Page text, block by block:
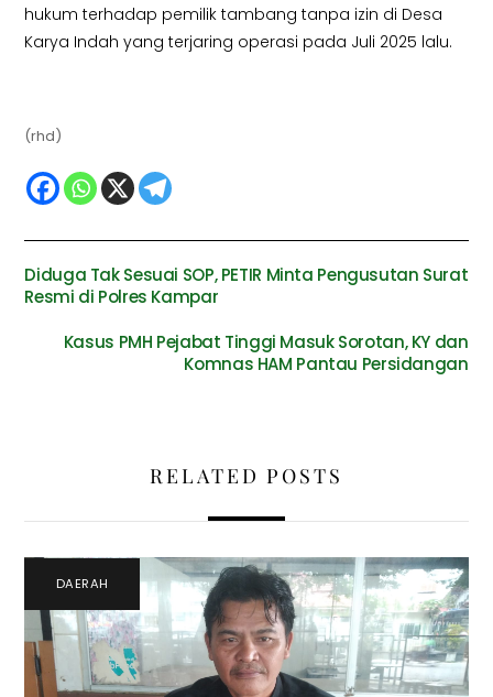
hukum terhadap pemilik tambang tanpa izin di Desa
Karya Indah yang terjaring operasi pada Juli 2025 lalu.
(rhd)
Diduga Tak Sesuai SOP, PETIR Minta Pengusutan Surat
Resmi di Polres Kampar
Kasus PMH Pejabat Tinggi Masuk Sorotan, KY dan
Komnas HAM Pantau Persidangan
RELATED POSTS
DAERAH